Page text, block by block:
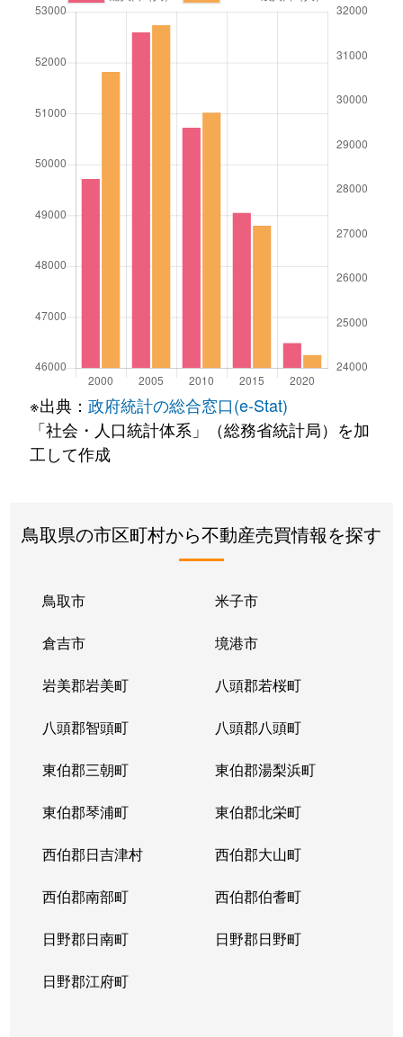
※出典： 政府統計の総合窓口(e-Stat)
「社会・人口統計体系」（総務省統計局）を加
工して作成
鳥取県の市区町村から不動産売買情報を探す
鳥取市 米子市
倉吉市 境港市
岩美郡岩美町 八頭郡若桜町
八頭郡智頭町 八頭郡八頭町
東伯郡三朝町 東伯郡湯梨浜町
東伯郡琴浦町 東伯郡北栄町
西伯郡日吉津村 西伯郡大山町
西伯郡南部町 西伯郡伯耆町
日野郡日南町 日野郡日野町
日野郡江府町